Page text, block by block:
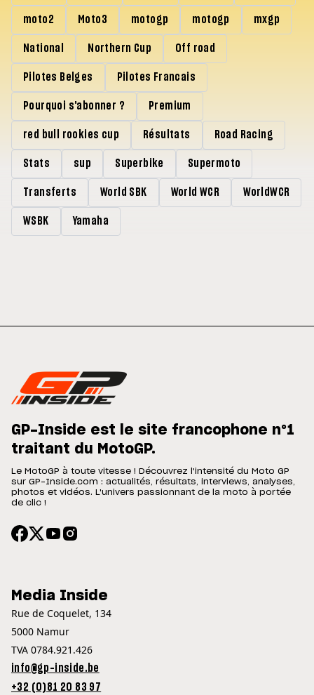
moto2 Moto3 motogp motogp mxgp
National Northern Cup Off road
Pilotes Belges Pilotes Francais
Pourquoi s'abonner ? Premium
red bull rookies cup Résultats Road Racing
Stats sup Superbike Supermoto
Transferts World SBK World WCR WorldWCR
WSBK Yamaha
GP-Inside est le site francophone n°1
traitant du MotoGP.
Le MotoGP à toute vitesse ! Découvrez l'intensité du Moto GP
sur GP-Inside.com : actualités, résultats, interviews, analyses,
photos et vidéos. L'univers passionnant de la moto à portée
de clic !
Media Inside
Rue de Coquelet, 134
5000 Namur
TVA 0784.921.426
info@gp-inside.be
+32 (0)81 20 83 97